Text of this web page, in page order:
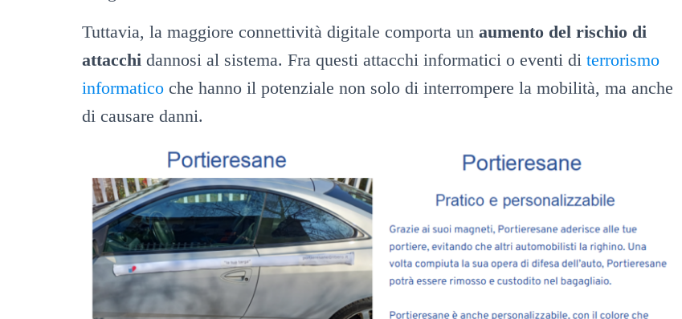
Tuttavia, la maggiore connettività digitale comporta un aumento del rischio di
attacchi dannosi al sistema. Fra questi attacchi informatici o eventi di terrorismo
informatico che hanno il potenziale non solo di interrompere la mobilità, ma anche
di causare danni.